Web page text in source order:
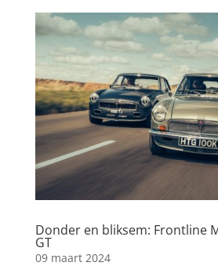
Donder en bliksem: Frontline
GT
09 maart 2024